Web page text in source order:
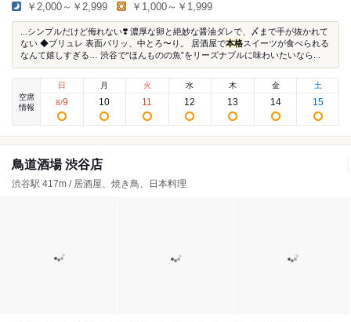
￥2,000～￥2,999 ￥1,000～￥1,999
...シンプルだけど侮れない❣️ 濃厚な卵と絶妙な醤油ダレで、〆まで手が抜かれて
ない ◆ブリュレ 表面パリッ、中とろ〜り。 居酒屋で本格スイーツが食べられる
なんて嬉しすぎる… 渋谷で“ほんものの魚”をリーズナブルに味わいたいなら...
空席
情報
日
8/9
月
10
火
11
水
12
木
13
金
14
土
15
鳥道酒場 渋谷店
渋谷駅 417m / 居酒屋、焼き鳥、日本料理